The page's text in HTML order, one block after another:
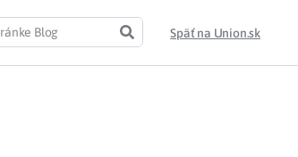
Späť na Union.sk